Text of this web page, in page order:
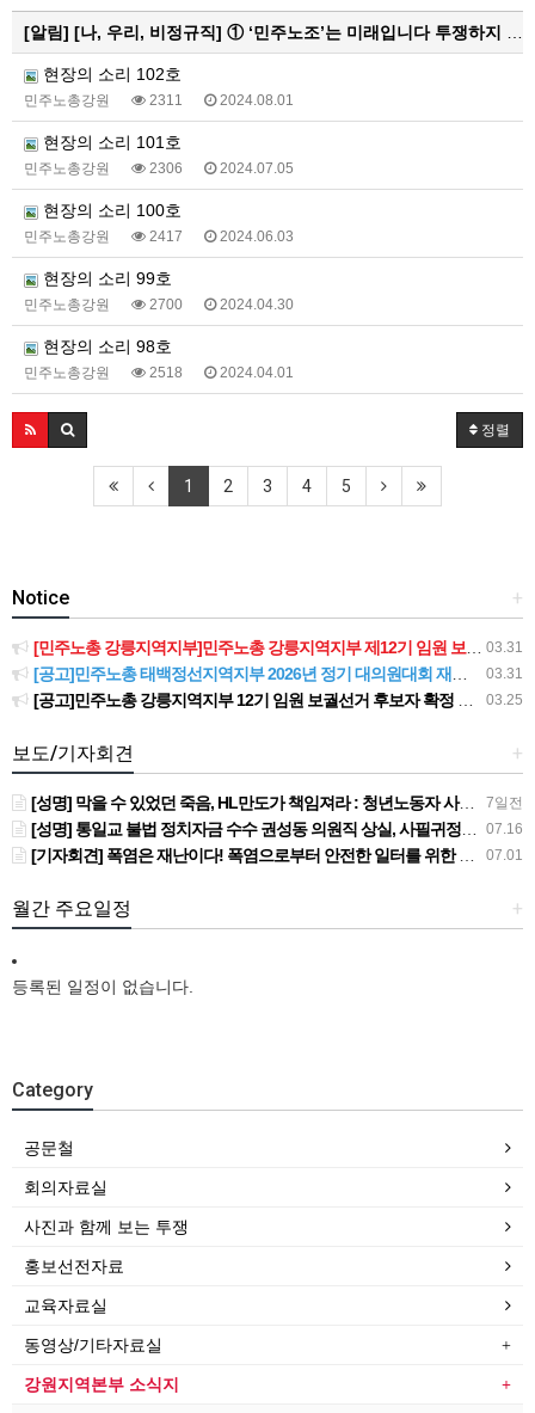
[알림] [나, 우리, 비정규직] ① ‘민주노조’는 미래입니다 투쟁하지 않으면 쟁취하지 못합니다
현장의 소리 102호
민주노총강원 2311 2024.08.01
현장의 소리 101호
민주노총강원 2306 2024.07.05
현장의 소리 100호
민주노총강원 2417 2024.06.03
현장의 소리 99호
민주노총강원 2700 2024.04.30
현장의 소리 98호
민주노총강원 2518 2024.04.01
정렬
1 2 3 4 5
+
Notice
03.31
[민주노총 강릉지역지부]민주노총 강릉지역지부 제12기 임원 보궐선거결과 공고
03.31
[공고]민주노총 태백정선지역지부 2026년 정기 대의원대회 재소집 건
03.25
[공고]민주노총 강릉지역지부 12기 임원 보궐선거 후보자 확정 공고
+
보도/기자회견
7일전
[성명] 막을 수 있었던 죽음, HL만도가 책임져라 : 청년노동자 사망사고의 철저한 진상규명과 재발방지 대책 마련하라
07.16
[성명] 통일교 불법 정치자금 수수 권성동 의원직 상실, 사필귀정이다
07.01
[기자회견] 폭염은 재난이다! 폭염으로부터 안전한 일터를 위한 민주노총 강원지역본부 폭염감시단 선포 기자회견
+
월간 주요일정
등록된 일정이 없습니다.
Category
공문철
회의자료실
사진과 함께 보는 투쟁
홍보선전자료
교육자료실
동영상/기타자료실
강원지역본부 소식지